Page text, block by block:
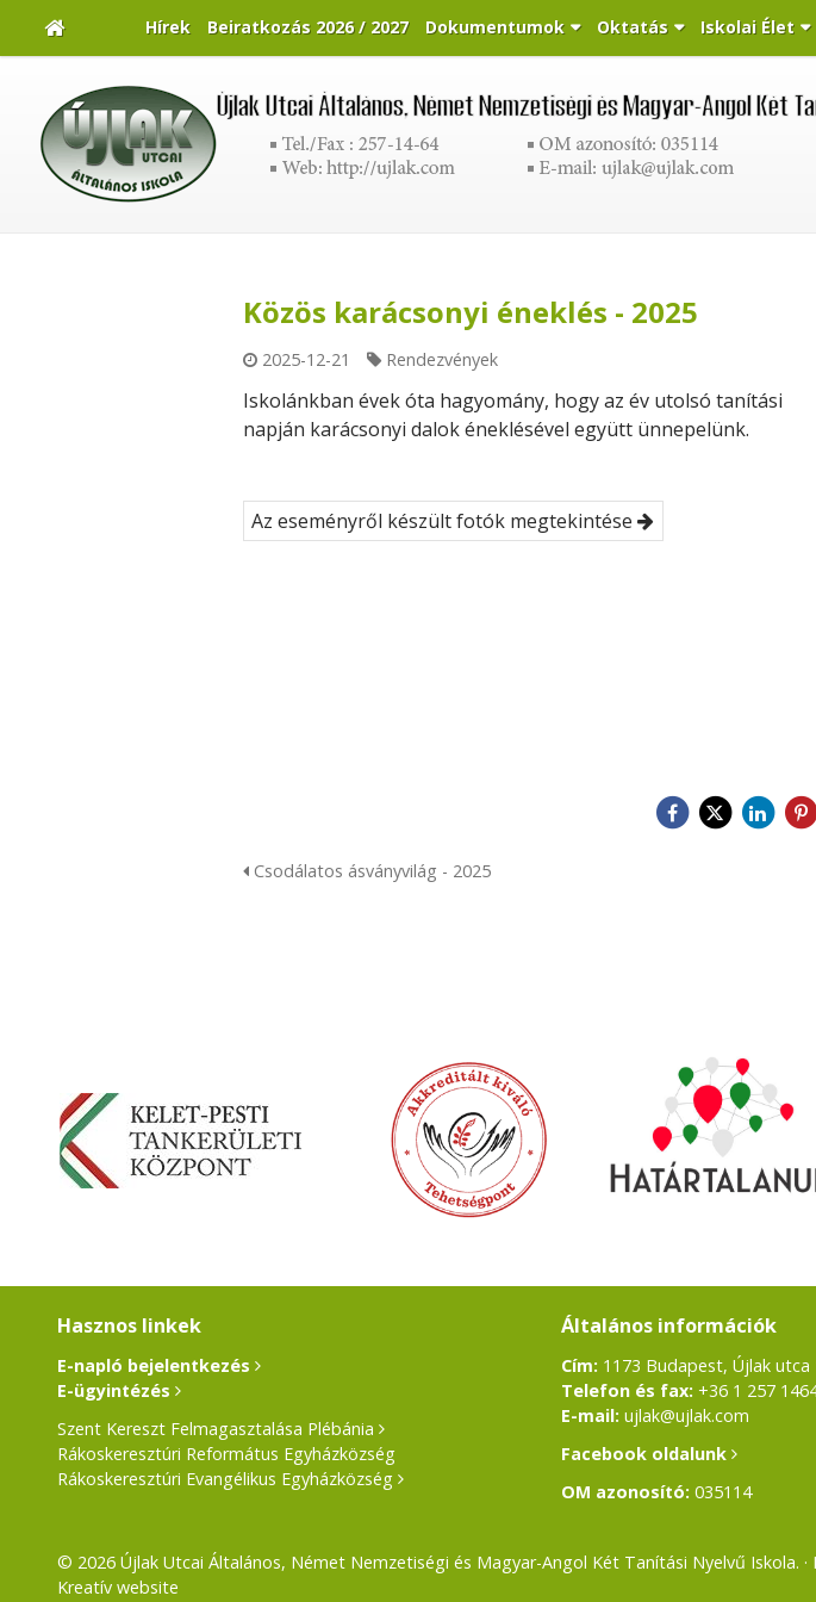
Hírek Beiratkozás 2026 / 2027 Dokumentumok Oktatás Iskolai Élet
Közös karácsonyi éneklés - 2025
2025-12-21 Rendezvények
Iskolánkban évek óta hagyomány, hogy az év utolsó tanítási
napján karácsonyi dalok éneklésével együtt ünnepelünk.
Az eseményről készült fotók megtekintése
Csodálatos ásványvilág - 2025
Hasznos linkek
E-napló bejelentkezés
E-ügyintézés
Szent Kereszt Felmagasztalása Plébánia
Rákoskeresztúri Református Egyházközség
Rákoskeresztúri Evangélikus Egyházközség
Általános információk
Cím: 1173 Budapest, Újlak utca
Telefon és fax: +36 1 257
E-mail: ujlak@ujlak.com
Facebook oldalunk
OM azonosító: 035114
© 2026 Újlak Utcai Általános, Német Nemzetiségi és Magyar-Angol Két Tanítási Nyelvű Iskola.
Kreatív website